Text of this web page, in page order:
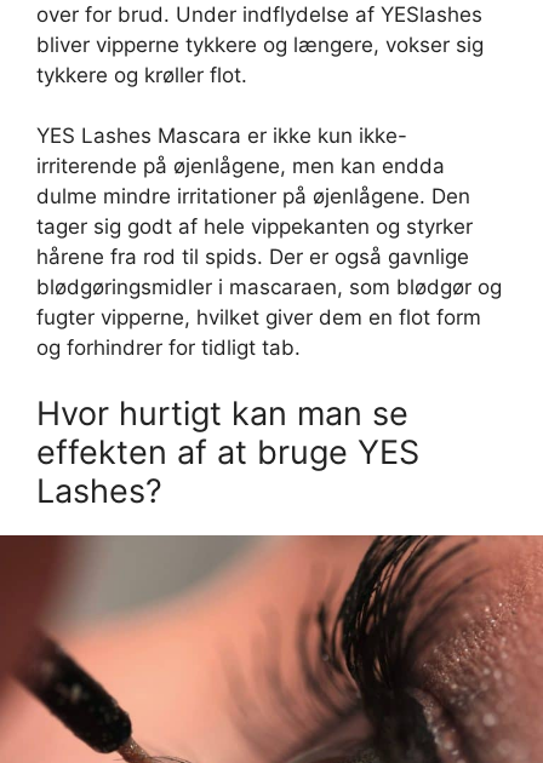
over for brud. Under indflydelse af YESlashes
bliver vipperne tykkere og længere, vokser sig
tykkere og krøller flot.
YES Lashes Mascara er ikke kun ikke-
irriterende på øjenlågene, men kan endda
dulme mindre irritationer på øjenlågene. Den
tager sig godt af hele vippekanten og styrker
hårene fra rod til spids. Der er også gavnlige
blødgøringsmidler i mascaraen, som blødgør og
fugter vipperne, hvilket giver dem en flot form
og forhindrer for tidligt tab.
Hvor hurtigt kan man se
effekten af at bruge YES
Lashes?